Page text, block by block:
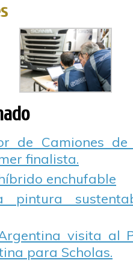
de Camiones
finalista.
enchufable
pintura
Argentina visita al
para Scholas.